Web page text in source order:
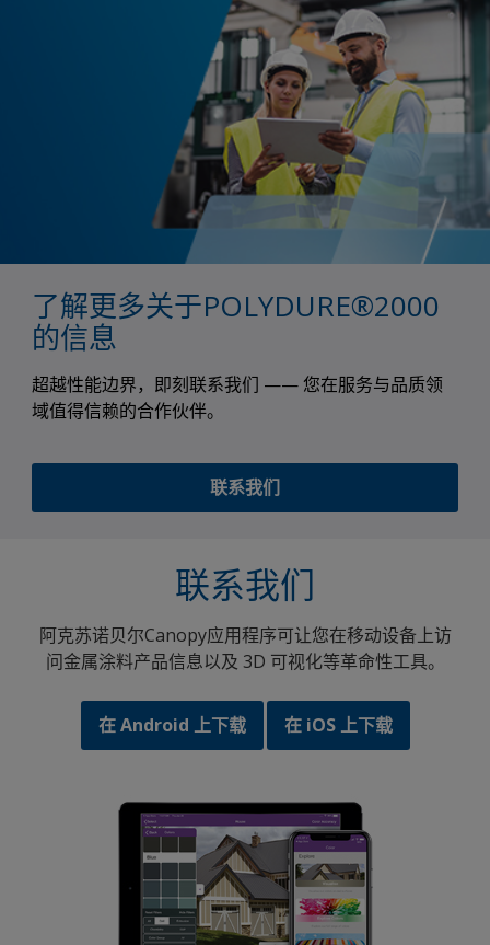
了解更多关于POLYDURE®2000
的信息
超越性能边界，即刻联系我们 —— 您在服务与品质领
域值得信赖的合作伙伴。
联系我们
联系我们
阿克苏诺贝尔Canopy应用程序可让您在移动设备上访
问金属涂料产品信息以及 3D 可视化等革命性工具。
在 Android 上下载 在 iOS 上下载